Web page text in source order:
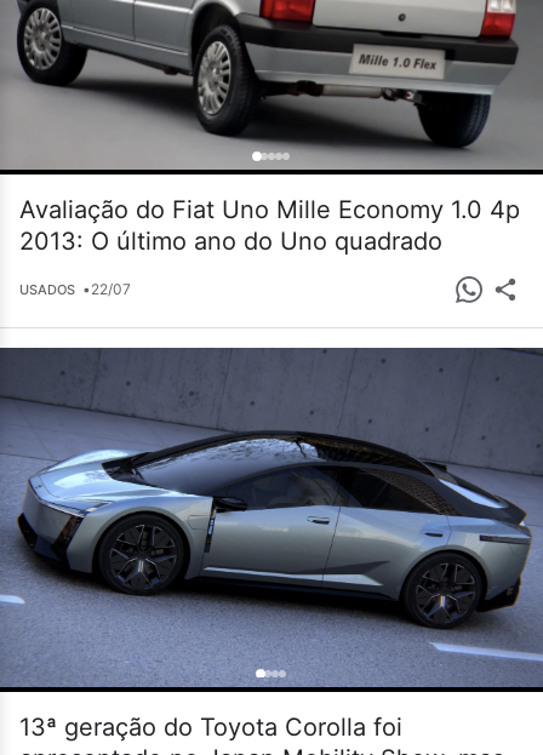
Avaliação do Fiat Uno Mille Economy 1.0 4p
2013: O último ano do Uno quadrado
USADOS •22/07
13ª geração do Toyota Corolla foi